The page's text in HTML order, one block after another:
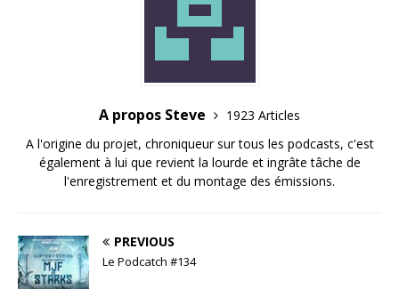
A propos Steve
1923 Articles
A l'origine du projet, chroniqueur sur tous les podcasts, c'est
également à lui que revient la lourde et ingrâte tâche de
l'enregistrement et du montage des émissions.
PREVIOUS
Le Podcatch #134